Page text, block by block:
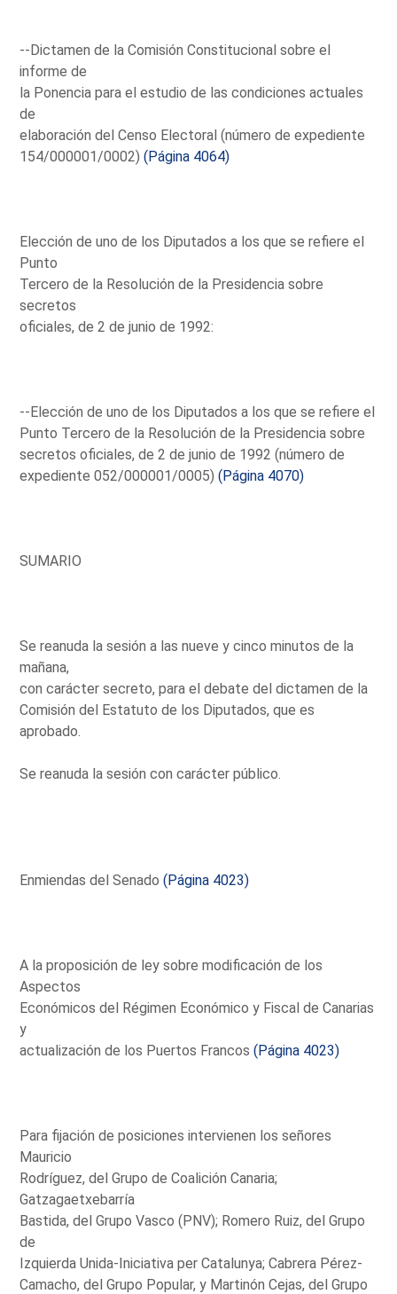
--Dictamen de la Comisión Constitucional sobre el
informe de
la Ponencia para el estudio de las condiciones actuales
de
elaboración del Censo Electoral (número de expediente
154/000001/0002)(Página 4064)
Elección de uno de los Diputados a los que se refiere el
Punto
Tercero de la Resolución de la Presidencia sobre
secretos
oficiales, de 2 de junio de 1992:
--Elección de uno de los Diputados a los que se refiere el
Punto Tercero de la Resolución de la Presidencia sobre
secretos oficiales, de 2 de junio de 1992 (número de
expediente 052/000001/0005)(Página 4070)
SUMARIO
Se reanuda la sesión a las nueve y cinco minutos de la
mañana,
con carácter secreto, para el debate del dictamen de la
Comisión del Estatuto de los Diputados, que es
aprobado.
Se reanuda la sesión con carácter público.
Enmiendas del Senado(Página 4023)
A la proposición de ley sobre modificación de los
Aspectos
Económicos del Régimen Económico y Fiscal de Canarias
y
actualización de los Puertos Francos(Página 4023)
Para fijación de posiciones intervienen los señores
Mauricio
Rodríguez, del Grupo de Coalición Canaria;
Gatzagaetxebarría
Bastida, del Grupo Vasco (PNV); Romero Ruiz, del Grupo
de
Izquierda Unida-Iniciativa per Catalunya; Cabrera Pérez-
Camacho, del Grupo Popular, y Martinón Cejas, del Grupo